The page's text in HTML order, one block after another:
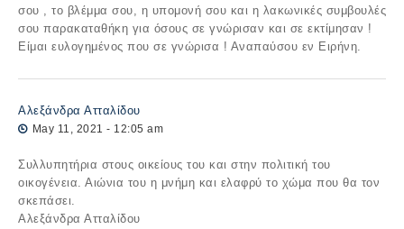
σου , το βλέμμα σου, η υπομονή σου και η λακωνικές συμβουλές
σου παρακαταθήκη για όσους σε γνώρισαν και σε εκτίμησαν !
Είμαι ευλογημένος που σε γνώρισα ! Αναπαύσου εν Ειρήνη.
Αλεξάνδρα Ατταλίδου
May 11, 2021 - 12:05 am
Συλλυπητήρια στους οικείους του και στην πολιτική του
οικογένεια. Αιώνια του η μνήμη και ελαφρύ το χώμα που θα τον
σκεπάσει.
Αλεξάνδρα Ατταλίδου